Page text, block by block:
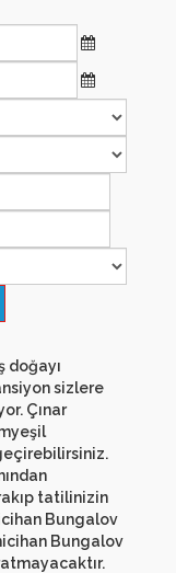
doğayı
sizlere
Çınar
tatilinizin
Bungalov
Bungalov